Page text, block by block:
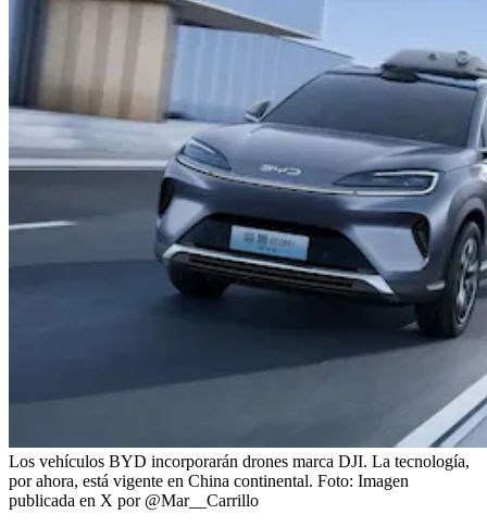
Los vehículos BYD incorporarán drones marca DJI. La tecnología,
por ahora, está vigente en China continental. Foto: Imagen
publicada en X por @Mar__Carrillo